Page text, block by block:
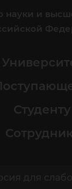
науки и
Студенту